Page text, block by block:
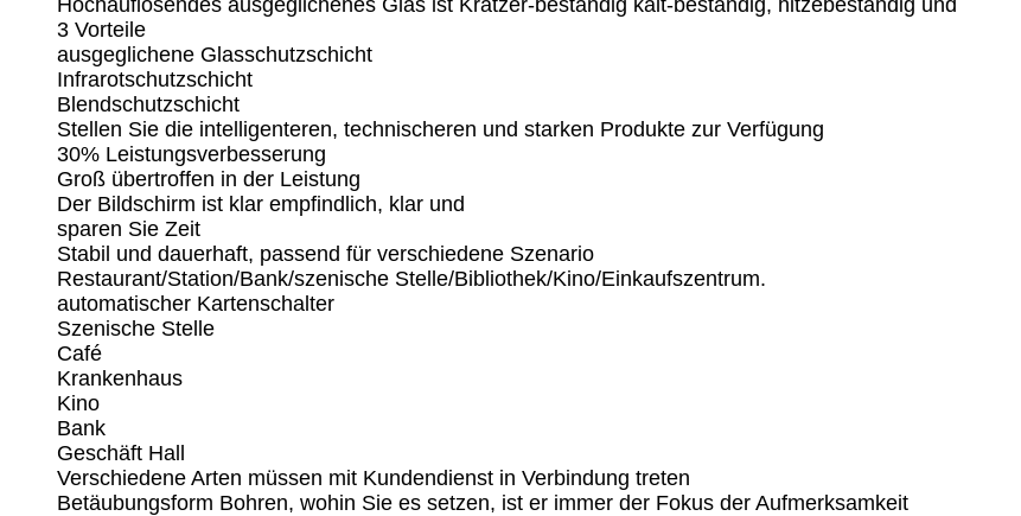
Hochauflösendes ausgeglichenes Glas ist Kratzer-beständig kalt-beständig, hitzebeständig und
3 Vorteile
ausgeglichene Glasschutzschicht
Infrarotschutzschicht
Blendschutzschicht
Stellen Sie die intelligenteren, technischeren und starken Produkte zur Verfügung
30% Leistungsverbesserung
Groß übertroffen in der Leistung
Der Bildschirm ist klar empfindlich, klar und
sparen Sie Zeit
Stabil und dauerhaft, passend für verschiedene Szenario
Restaurant/Station/Bank/szenische Stelle/Bibliothek/Kino/Einkaufszentrum.
automatischer Kartenschalter
Szenische Stelle
Café
Krankenhaus
Kino
Bank
Geschäft Hall
Verschiedene Arten müssen mit Kundendienst in Verbindung treten
Betäubungsform Bohren, wohin Sie es setzen, ist er immer der Fokus der Aufmerksamkeit